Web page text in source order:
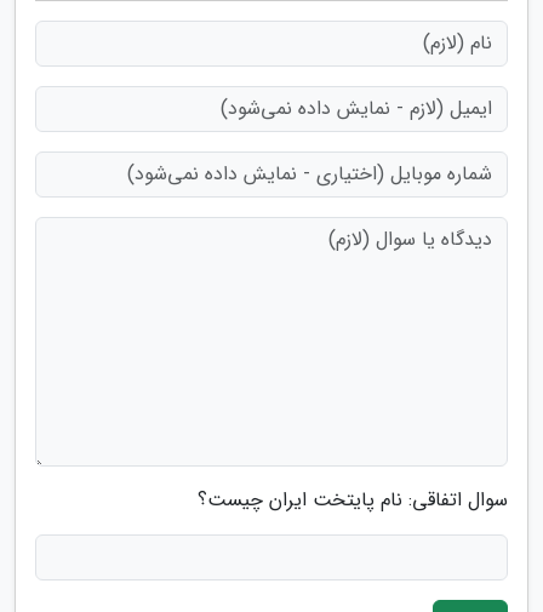
سوال اتفاقی: نام پایتخت ایران چیست؟